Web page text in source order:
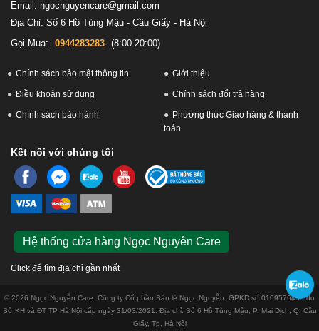
Email: ngocnguyencare@gmail.com
Địa Chỉ: Số 6 Hồ Tùng Mậu - Cầu Giấy - Hà Nội
Gọi Mua:
0944283283 (8:00-20:00)
Chính sách bảo mật thông tin Giới thiệu
Điều khoản sử dụng Chính sách đổi trả hàng
Chính sách bảo hành
Phương thức Giao hàng & thanh
toán
Kết nối với chúng tôi
Hệ thống cửa hàng Ngọc Nguyên Care
Click để tìm địa chỉ gần nhất
© 2026 Ngọc Nguyễn Care. Công ty Cổ phần Bán lẻ Ngọc Nguyễn. GPKD số 0109576433 do
Sở KH và ĐT TP Hà Nội cấp ngày 31/03/2021. Địa chỉ: Số 6 Hồ Tùng Mậu, P. Mai Dịch, Q. Cầu
Giấy, Tp. Hà Nội